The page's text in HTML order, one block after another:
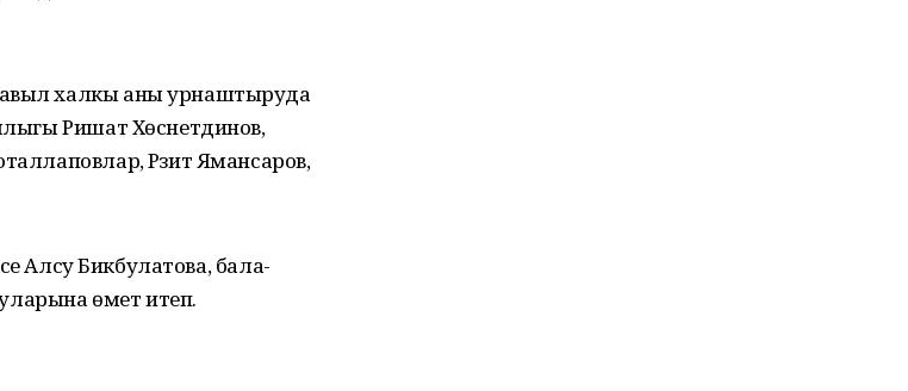
авыл халкы аны урнаштыруда
Ришат Хөснетдинов,
Рәзит Яман­саров,
Алсу Бик­булатова, бала­
өмет итеп.